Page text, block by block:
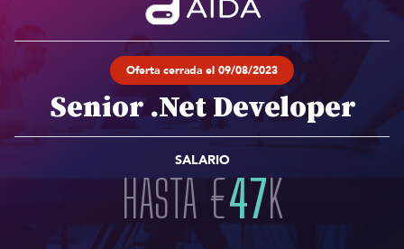
Oferta cerrada el 09/08/2023
Senior .Net Developer
SALARIO
HASTA€47K